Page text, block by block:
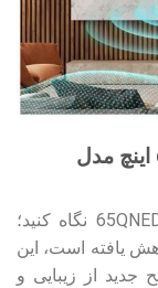
نوآوری در طراحی تلویزیون ال جی 65 اینچ مدل
به زیبایی تلویزیون الجی 65 اینچ مدل 65QNED816 نگاه کنید؛
یافته است، این
از زیبایی و